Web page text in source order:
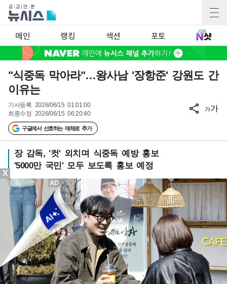
메인 랭킹 섹션 포토
"식중독 막아라"…왕사남 '장항준' 강원도 간
이유는
기사등록 2026/06/15 01:01:00
최종수정 2026/06/15 06:20:40
구글에서 선호하는 매체로 추가
가가
장 감독, '컷' 외치며 식중독 예방 홍보
'5000만 국민' 모두 보도록 홍보 예정
X